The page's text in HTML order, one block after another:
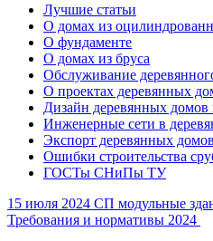
Лучшие статьи
О домах из
О фундаменте
О домах из бруса
Обслуживание
О проектах деревянных
Дизайн деревянных
Инженерные сети в
Экспорт деревянных
Ошибки строительства
ГОСТы СНиПы ТУ
15 июля 2024 СП модульные
Требования и нормативы 2024